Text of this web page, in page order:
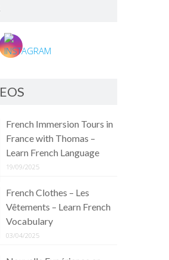
French Immersion Tours in
France with Thomas –
Learn French Language
19/09/2025
French Clothes – Les
Vêtements – Learn French
Vocabulary
03/04/2025